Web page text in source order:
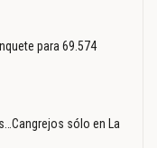
para 69.574
sólo en La